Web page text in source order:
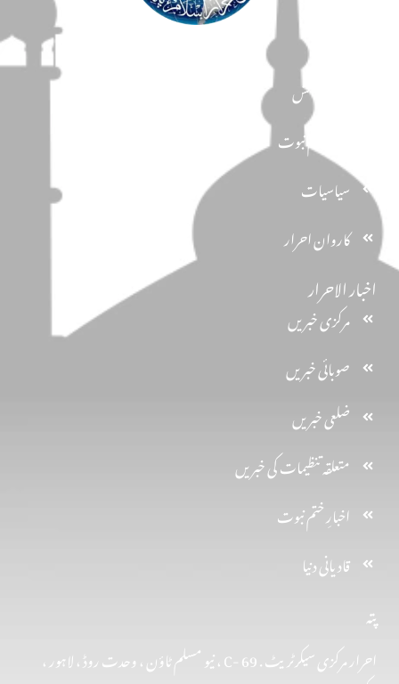
پتہ
احرار مرکزی سیکرٹریٹ . 69 -C ، نیو مسلم ٹاؤن ، وحدت روڈ ، لاہور ،
اخبار الاحرار
مرکزی خبریں
صوبائی خبریں
ضلعی خبریں
متعلقہ تنظیمات کی خبریں
اخبارِ ختم نبوت
قادیانی دنیا
دین و دانش
تحفظ ختم نبوت
سیاسیات
کاروان احرار